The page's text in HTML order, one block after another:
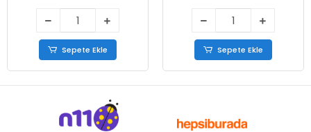
Sepete Ekle Sepete Ekle